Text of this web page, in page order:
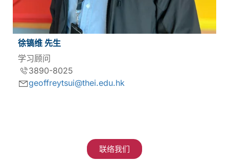
徐镐维 先生
学习顾问
3890-8025
geoffreytsui@thei.edu.hk
联络我们